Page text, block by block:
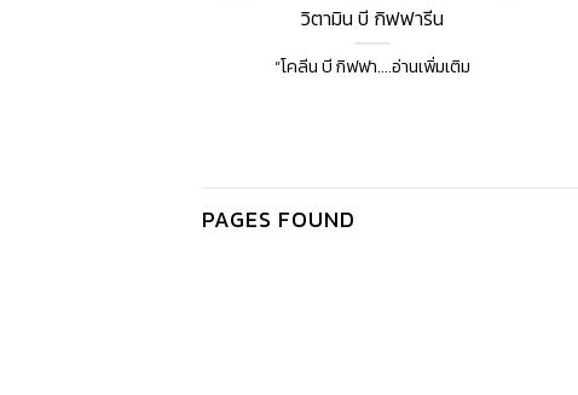
วิตามิน บี กิฟฟารีน
“โคลีน บี กิฟฟา....อ่านเพิ่มเติม
PAGES FOUND